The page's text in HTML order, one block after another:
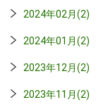
2024年02月(2)
2024年01月(2)
2023年12月(2)
2023年11月(2)